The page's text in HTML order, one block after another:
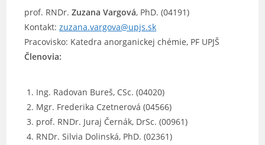
prof. RNDr.Zuzana Vargová, PhD. (04191)
Kontakt:zuzana.vargova@upjs.sk
Pracovisko: Katedra anorganickej chémie, PF UPJŠ
Členovia:
Ing. Radovan Bureš, CSc. (04020)
Mgr. Frederika Czetnerová (04566)
prof. RNDr. Juraj Černák, DrSc. (00961)
RNDr. Silvia Dolinská, PhD. (02361)